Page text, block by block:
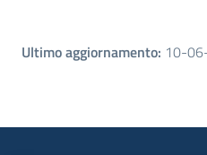
Ultimo aggiornamento: 10-